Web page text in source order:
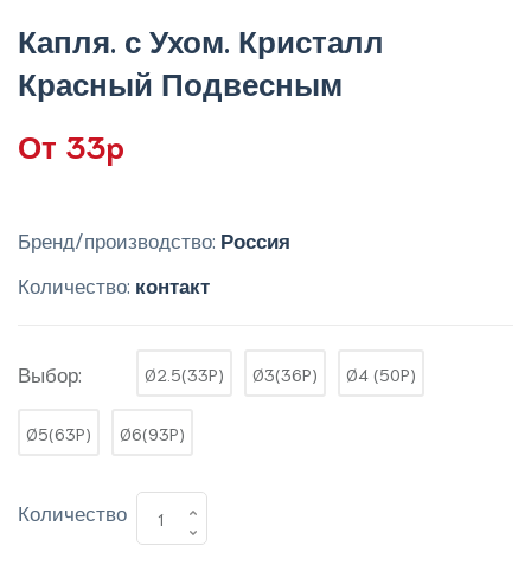
Капля. с Ухом. Кристалл
Красный Подвесным
От 33p
Бренд/производство: Россия
Количество: контакт
Выбор: Ø2.5(33P) Ø3(36P) Ø4 (50P)
Ø5(63P) Ø6(93P)
Количество